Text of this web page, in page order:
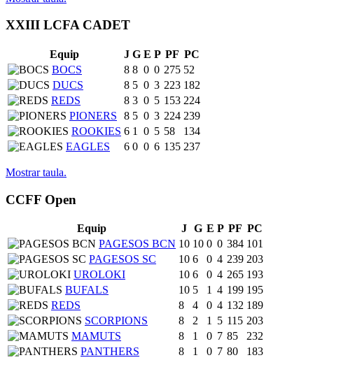
XXIII LCFA CADET
Equip J G E P PF PC
BOCS
8 8 0 0 275 52
DUCS
8 5 0 3 223 182
REDS
8 3 0 5 153 224
PIONERS
8 5 0 3 224 239
ROOKIES 6 1 0 5 58
134
EAGLES
6 0 0 6 135 237
Mostrar taula.
CCFF Open
Equip J G E P PF PC
PAGESOS BCN 10 10 0 0 384 101
PAGESOS SC
10 6 0 4 239 203
UROLOKI
10 6 0 4 265 193
BUFALS
10 5 1 4 199 195
REDS
8 4 0 4 132 189
SCORPIONS
8 2 1 5 115 203
MAMUTS
8 1 0 7 85
232
PANTHERS
8 1 0 7 80 183